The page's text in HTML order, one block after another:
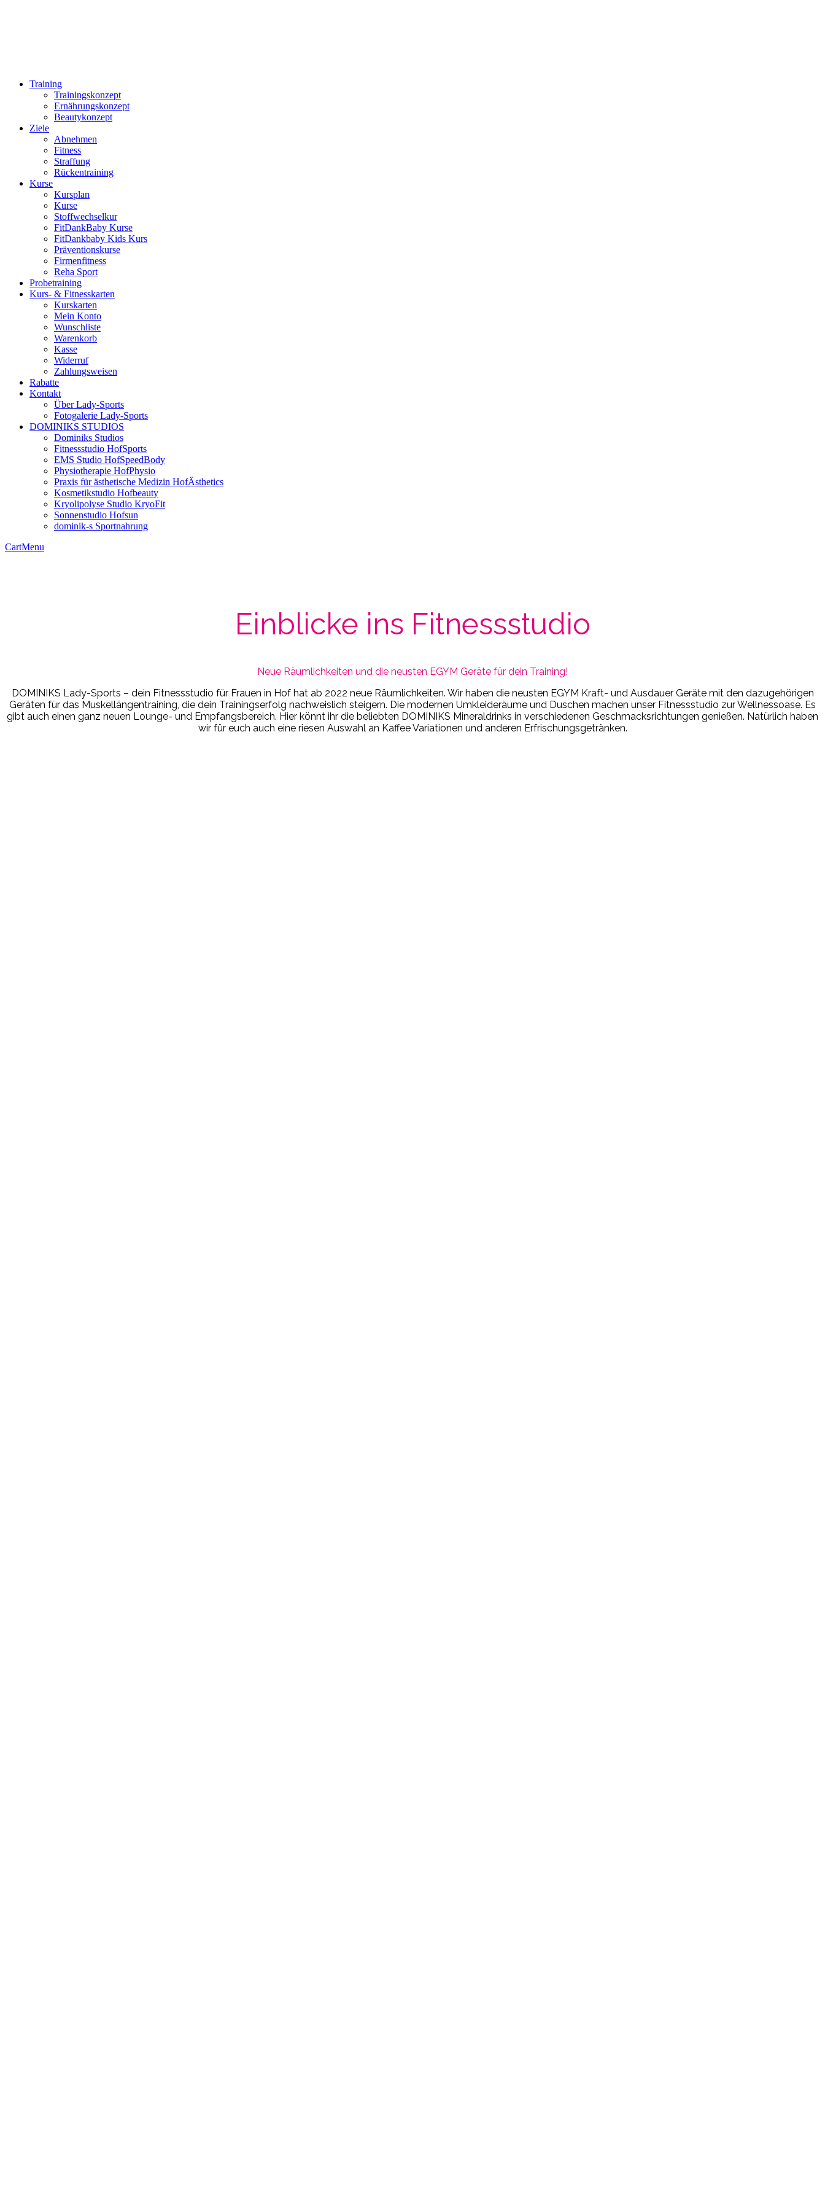
Training
Trainingskonzept
Ernährungskonzept
Beautykonzept
Ziele
Abnehmen
Fitness
Straffung
Rückentraining
Kurse
Kursplan
Kurse
Stoffwechselkur
FitDankBaby Kurse
FitDankbaby Kids Kurs
Präventionskurse
Firmenfitness
Reha Sport
Probetraining
Kurs- & Fitnesskarten
Kurskarten
Mein Konto
Wunschliste
Warenkorb
Kasse
Widerruf
Zahlungsweisen
Rabatte
Kontakt
Über Lady-Sports
Fotogalerie Lady-Sports
DOMINIKS STUDIOS
Dominiks Studios
Fitnessstudio HofSports
EMS Studio HofSpeedBody
Physiotherapie HofPhysio
Praxis für ästhetische Medizin HofÄsthetics
Kosmetikstudio Hofbeauty
Kryolipolyse Studio KryoFit
Sonnenstudio Hofsun
dominik-s Sportnahrung
CartMenu
Einblicke ins Fitness­studio
Neue Räumlichkeiten und die neusten EGYM Geräte für dein Training!
DOMINIKS Lady-Sports – dein Fitnessstudio für Frauen in Hof hat ab 2022 neue Räumlichkeiten. Wir haben die neusten EGYM Kraft- und Ausdauer Geräte mit den dazugehörigen
Geräten für das Muskellängentraining, die dein Trainingserfolg nachweislich steigern. Die modernen Umkleideräume und Duschen machen unser Fitnessstudio zur Wellnessoase. Es
gibt auch einen ganz neuen Lounge- und Empfangsbereich. Hier könnt ihr die beliebten DOMINIKS Mineraldrinks in verschiedenen Geschmacksrichtungen genießen. Natürlich haben
wir für euch auch eine riesen Auswahl an Kaffee Variationen und anderen Erfrischungsgetränken.